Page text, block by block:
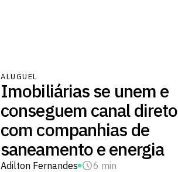
ALUGUEL
Imobiliárias se unem e
conseguem canal direto
com companhias de
saneamento e energia
Adilton Fernandes 6 min